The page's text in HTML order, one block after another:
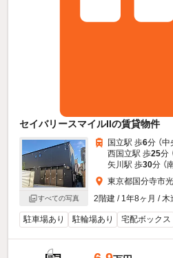
セイバリースマイルIIの賃貸物件
すべての写真
国立駅 歩6分 （中
西国立駅 歩25分
矢川駅 歩30分 （
東京都国分寺市
2階建 / 1年8ヶ月 / 木
駐車場あり 駐輪場あり 宅配ボックス